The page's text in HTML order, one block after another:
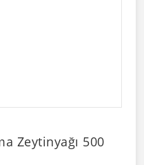
Zeytinyağı 500